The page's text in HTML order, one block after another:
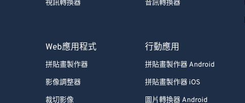
視訊轉換器 音訊轉換器
Web應用程式
拼貼畫製作器
影像調整器
裁切影像
行動應用
拼貼畫製作器 Android
拼貼畫製作器 iOS
圖片轉換器 Android